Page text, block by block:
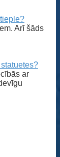
Arī šāds
ar